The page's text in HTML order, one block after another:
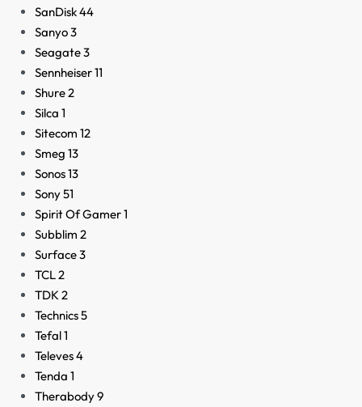
SanDisk44
Sanyo3
Seagate3
Sennheiser11
Shure2
Silca 1
Sitecom 12
Smeg 13
Sonos13
Sony51
Spirit Of Gamer1
Subblim 2
Surface3
TCL2
TDK 2
Technics5
Tefal1
Televes4
Tenda 1
Therabody9